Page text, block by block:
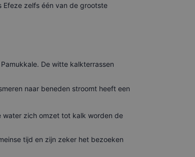
zelfs één van de grootste
De witte kalkterrassen
naar beneden stroomt heeft een
water zich omzet tot kalk worden de
tijd en zijn zeker het bezoeken